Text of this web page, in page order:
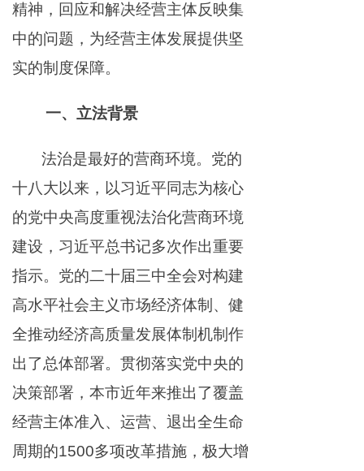
精神，回应和解决经营主体反映集
中的问题，为经营主体发展提供坚
实的制度保障。
一、立法背景
法治是最好的营商环境。党的
十八大以来，以习近平同志为核心
的党中央高度重视法治化营商环境
建设，习近平总书记多次作出重要
指示。党的二十届三中全会对构建
高水平社会主义市场经济体制、健
全推动经济高质量发展体制机制作
出了总体部署。贯彻落实党中央的
决策部署，本市近年来推出了覆盖
经营主体准入、运营、退出全生命
周期的1500多项改革措施，极大增